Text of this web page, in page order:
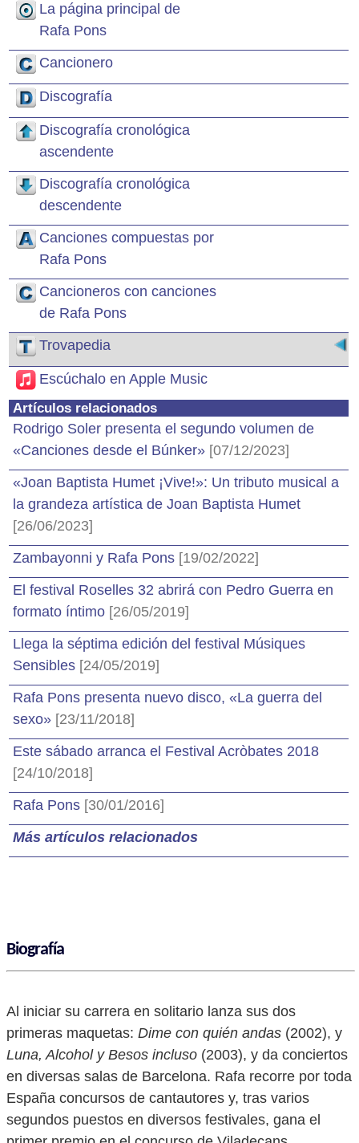
La página principal de
Rafa Pons
Cancionero
Discografía
Discografía cronológica
ascendente
Discografía cronológica
descendente
Canciones compuestas por
Rafa Pons
Cancioneros con canciones
de Rafa Pons
Trovapedia
Escúchalo en Apple Music
Artículos relacionados
Rodrigo Soler presenta el segundo volumen de
«Canciones desde el Búnker» [07/12/2023]
«Joan Baptista Humet ¡Vive!»: Un tributo musical a
la grandeza artística de Joan Baptista Humet
[26/06/2023]
Zambayonni y Rafa Pons [19/02/2022]
El festival Roselles 32 abrirá con Pedro Guerra en
formato íntimo [26/05/2019]
Llega la séptima edición del festival Músiques
Sensibles [24/05/2019]
Rafa Pons presenta nuevo disco, «La guerra del
sexo» [23/11/2018]
Este sábado arranca el Festival Acròbates 2018
[24/10/2018]
Rafa Pons [30/01/2016]
Más artículos relacionados
Biografía
Al iniciar su carrera en solitario lanza sus dos
primeras maquetas: Dime con quién andas (2002), y
Luna, Alcohol y Besos incluso (2003), y da conciertos
en diversas salas de Barcelona. Rafa recorre por toda
España concursos de cantautores y, tras varios
segundos puestos en diversos festivales, gana el